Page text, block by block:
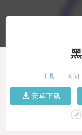
工具 时间
安卓下载